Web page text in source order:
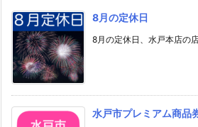
8月の定休日
8月の定休日、水戸本店の
水戸市プレミアム商品